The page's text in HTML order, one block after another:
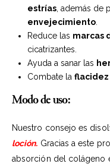
estrías , además de
envejecimiento
Reduce las marcas
cicatrizantes.
Ayuda a sanar las
Combate la
Modo de uso:
Nuestro consejo es
loción. Gracias a este
absorción del colágeno